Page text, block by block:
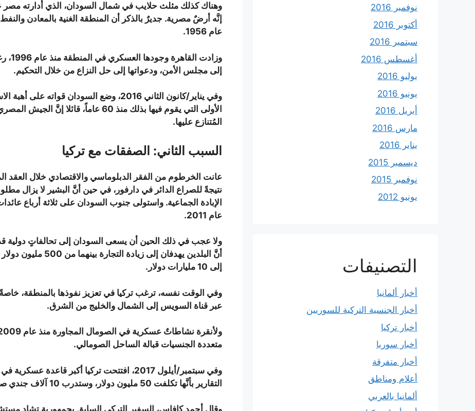
وهناك كذلك مثلث حلايب في شمال السودان، الذي أدارته مصر
إنَّه أرضٌ مصرية. جديرٌ بالذكر أن المنطقة الغنية بالمعادن
عام 1956.
إلى مجلس الأمن، ودعواتها إلى حل النزاع من خلال التحكيم.
وفي يناير/كانون الثاني 2016، وضع السودان
الأولى التي يقوم فيها بذلك منذ 60
المُتنازع عليها.
السبب الثاني: الصفقات مع تركيا
عانت الخرطوم من الفقر الدبلوماسي والاقتصادي خلال العقد
نتيجةً للصراع الدائر في دارفور، في حين أنَّ البشير لا يزال
الإبادة الجماعية. واستولى جنوب السودان على ثلاثة أرباع
عام 2011.
ولا عجب في ذلك الحين أن يسعى السودان إلى تحالفاتٍ دولية
أنَّ البلدين يهدفان إلى
إلى 10 مليارات دولار.
وفي الوقت نفسه، ترغب تركيا في تعزيز نفوذها بالمنطقة،
عبر قناة السويس إلى الشمال والخليج من الشرق.
متعددة الجنسيات قبالة الساحل الصومالي.
وفي سبتمبر/أيلول 2017، افتتحت تركيا أكبر
التقارير بأنَّها تكلفت 50 مليون دولار، وستدرب 10 آلاف جندي صومالي، وفقاً للمسؤولين من البلدين.
نوفمبر 2016
أكتوبر 2016
سبتمبر 2016
أغسطس 2016
يوليو 2016
يونيو 2016
أبريل 2016
مارس 2016
يناير 2016
ديسمبر 2015
نوفمبر 2015
يونيو 2012
التصنيفات
أخبار ألمانيا
أخبار الجنسية التركية للسوريين
أخبار تركيا
أخبار سوريا
أخبار متفرقة
أعلام ومناطق
ألمانيا بالعربي